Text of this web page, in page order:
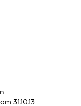
31.10.13